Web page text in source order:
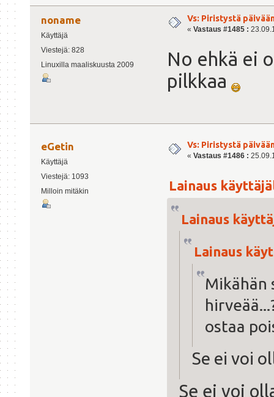
noname
Käyttäjä
Viestejä: 828
Linuxilla maaliskuusta 2009
Vs: Piristystä
« Vastaus #1485 :
No ehkä ei
pilkkaa
eGetin
Käyttäjä
Viestejä: 1093
Milloin mitäkin
Vs: Piristystä
« Vastaus #1486 :
Lainaus
Lainaus
Lainaus
Mikähän
ostaa
Se ei voi
Se ei voi